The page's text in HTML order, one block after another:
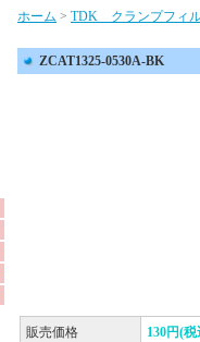
ホーム > TDK クランプフィ
ZCAT1325-0530A-BK
販売価格 130円(